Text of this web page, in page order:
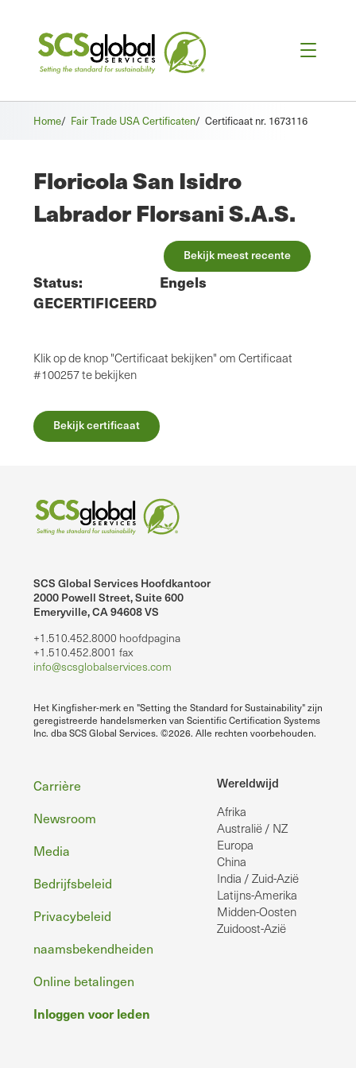
Home/ Fair Trade USA Certificaten/ Certificaat nr. 1673116
Floricola San Isidro
Labrador Florsani S.A.S.
Bekijk meest recente
Status:
GECERTIFICEERD
Engels
Klik op de knop "Certificaat bekijken" om Certificaat
#100257 te bekijken
Bekijk certificaat
SCS Global Services Hoofdkantoor
2000 Powell Street, Suite 600
Emeryville, CA 94608 VS
+1.510.452.8000 hoofdpagina
+1.510.452.8001 fax
info@scsglobalservices.com
Het Kingfisher-merk en "Setting the Standard for Sustainability" zijn
geregistreerde handelsmerken van Scientific Certification Systems
Inc. dba SCS Global Services. ©2026. Alle rechten voorbehouden.
Wereldwijd
Afrika
Australië / NZ
Europa
China
India / Zuid-Azië
Latijns-Amerika
Midden-Oosten
Zuidoost-Azië
Voettekst
Carrière
Newsroom
Media
Bedrijfsbeleid
Privacybeleid
naamsbekendheiden
Online betalingen
Inloggen voor leden